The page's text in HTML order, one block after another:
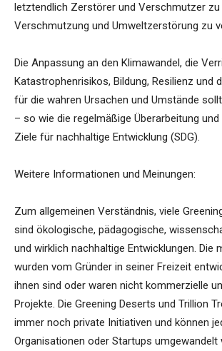
letztendlich Zerstörer und Verschmutzer zu
Verschmutzung und Umweltzerstörung zu
Die Anpassung an den Klimawandel, die
Katastrophenrisikos, Bildung, Resilienz und
für die wahren Ursachen und Umstände
– so wie die regelmäßige Überarbeitung
Ziele für nachhaltige Entwicklung (SDG).
Weitere Informationen und Meinungen:
Zum allgemeinen Verständnis, viele
sind ökologische, pädagogische,
und wirklich nachhaltige Entwicklungen. Die
wurden vom Gründer in seiner Freizeit
ihnen sind oder waren nicht kommerzielle
Projekte. Die Greening Deserts und Trillion
immer noch private Initiativen und können
Organisationen oder Startups umgewandelt